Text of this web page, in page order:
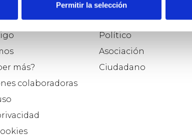
Permitir la selección
más?
colaboradoras
Participar como...
Político
Asociación
Ciudadano